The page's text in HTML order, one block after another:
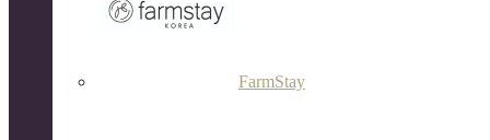
FarmStay